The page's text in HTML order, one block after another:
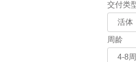
交付类
周龄